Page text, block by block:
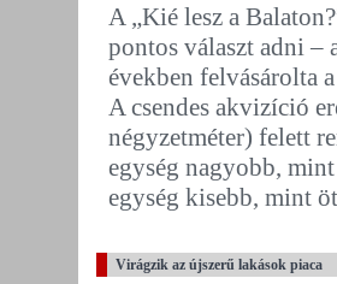
A „Kié lesz a
pontos választ adni –
években felvásárolta
A csendes akvizíció
négyzetméter) felett
egység nagyobb,
egység kisebb, mint
Virágzik az újszerű lakások piaca